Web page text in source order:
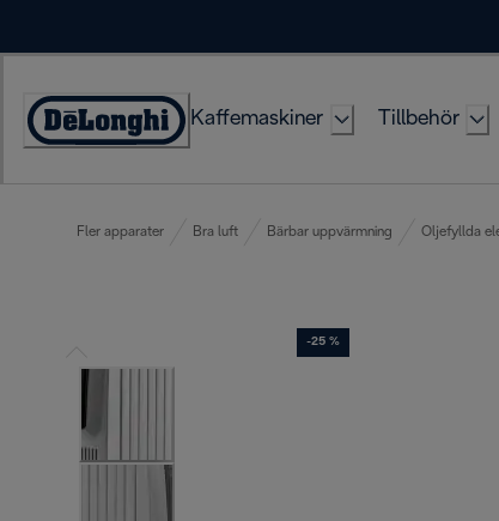
Accessibility
Kaffemaskiner Tillbehör
Fler apparater Bra luft Bärbar uppvärmning Oljefyllda
-25 %